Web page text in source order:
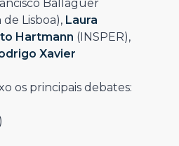
Ballaguer
Lisboa), Laura
Hartmann (INSPER),
Xavier
os principais debates: